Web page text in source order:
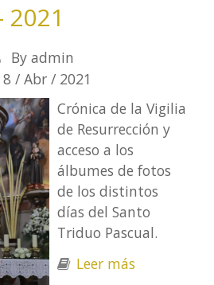
2021
By admin
8 / Abr / 2021
Crónica de la Vigilia
de Resurrección y
acceso a los
álbumes de fotos
de los distintos
días del Santo
Triduo Pascual.
Leer más